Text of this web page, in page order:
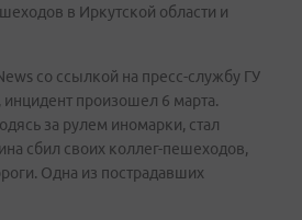
в Иркутской области и
со ссылкой на пресс-службу ГУ
произошел 6 марта.
за рулем иномарки, стал
сбил своих коллег-пешеходов,
Одна из пострадавших